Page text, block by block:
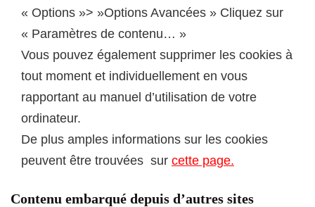
« Options »> »Options Avancées » Cliquez sur
« Paramètres de contenu… »
Vous pouvez également supprimer les cookies à
tout moment et individuellement en vous
rapportant au manuel d’utilisation de votre
ordinateur.
De plus amples informations sur les cookies
peuvent être trouvées sur cette page.
Contenu embarqué depuis d’autres sites